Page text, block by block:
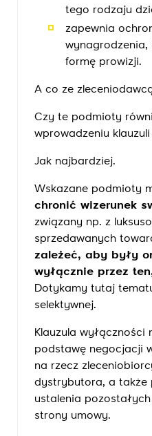
tego rodzaju
zapewnia
formę prowizji.
A co ze
Czy te podmioty
wprowadzeniu
Jak najbardziej.
Wskazane podmioty
chronić wizerunek
związany np. z
sprzedawanych
zależeć, aby były
wyłącznie przez
Dotykamy tutaj
selektywnej.
Klauzula
podstawę negocjacji
na rzecz
dystrybutora, a także
ustalenia
strony umowy.